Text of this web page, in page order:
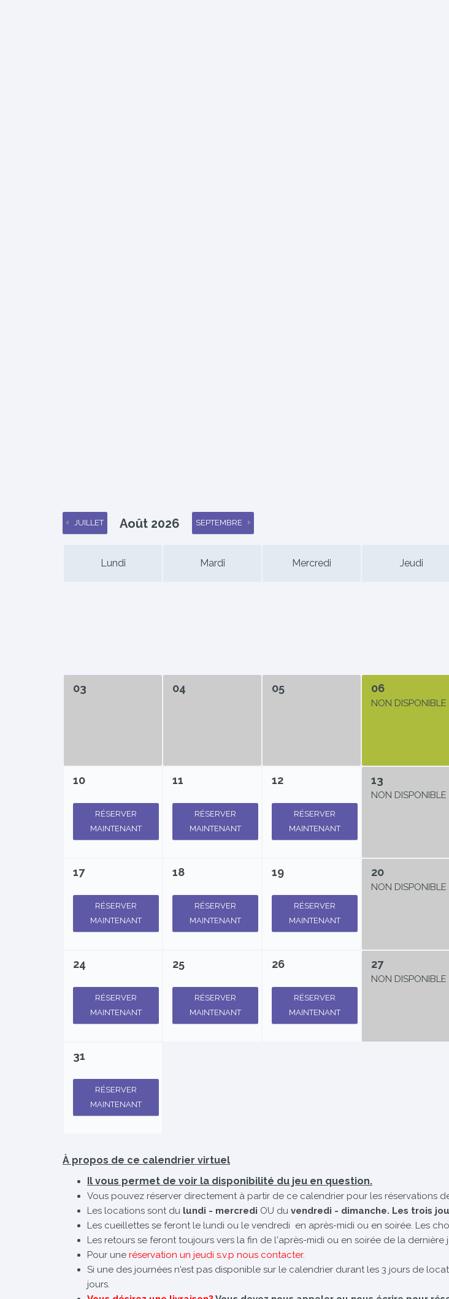
JUILLET Août 2026 SEPTEMBRE
Lundi Mardi Mercredi Jeudi
03 04 05 06
NON DISPONIBLE
10
RÉSERVER
MAINTENANT
11
RÉSERVER
MAINTENANT
12
RÉSERVER
MAINTENANT
13
NON DISPONIBLE
17
RÉSERVER
MAINTENANT
18
RÉSERVER
MAINTENANT
19
RÉSERVER
MAINTENANT
20
NON DISPONIBLE
24
RÉSERVER
MAINTENANT
25
RÉSERVER
MAINTENANT
26
RÉSERVER
MAINTENANT
27
NON DISPONIBLE
31
RÉSERVER
MAINTENANT
À propos de ce calendrier virtuel
Il vous permet de voir la disponibilité du jeu en question.
Vous pouvez réserver directement à partir de ce calendrier pour les réservations
Les locations sont du lundi - mercredi OU du vendredi - dimanche. Les trois
Les cueillettes se feront le lundi ou le vendredi en après-midi ou en soirée. Les
Les retours se feront toujours vers la fin de l'après-midi ou en soirée de la
Pour une réservation un jeudi s.v.p nous contacter.
Si une des journées n'est pas disponible sur le calendrier durant les 3 jours de
jours.